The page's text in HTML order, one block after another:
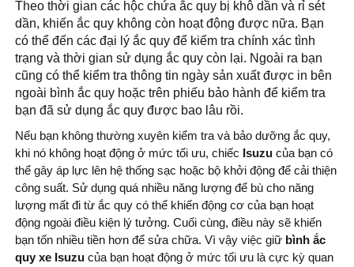
Theo thời gian các hộc chứa ắc quy bị khô dần và rỉ sét
dần, khiến ắc quy không còn hoạt động được nữa. Bạn
có thể đến các đại lý ắc quy để kiểm tra chính xác tình
trạng và thời gian sử dụng ắc quy còn lại. Ngoài ra bạn
cũng có thể kiểm tra thông tin ngày sản xuất được in bên
ngoài bình ắc quy hoặc trên phiếu bảo hành để kiểm tra
bạn đã sử dụng ắc quy được bao lâu rồi.
Nếu bạn không thường xuyên kiểm tra và bảo dưỡng ắc quy,
khi nó không hoạt động ở mức tối ưu, chiếc Isuzu của bạn có
thể gây áp lực lên hệ thống sạc hoặc bộ khởi động để cải thiện
công suất. Sử dụng quá nhiều năng lượng để bù cho năng
lượng mất đi từ ắc quy có thể khiến động cơ của bạn hoạt
động ngoài điều kiện lý tưởng. Cuối cùng, điều này sẽ khiến
bạn tốn nhiều tiền hơn để sửa chữa. Vì vậy việc giữ bình ắc
quy xe Isuzu của bạn hoạt động ở mức tối ưu là cực kỳ quan